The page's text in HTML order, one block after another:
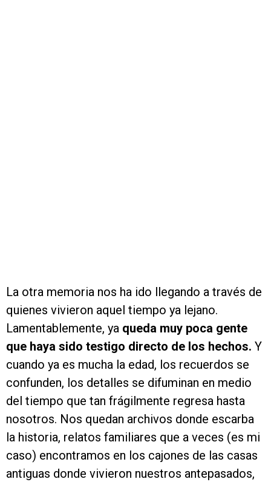
La otra memoria nos ha ido llegando a través de
quienes vivieron aquel tiempo ya lejano.
Lamentablemente, ya queda muy poca gente
que haya sido testigo directo de los hechos. Y
cuando ya es mucha la edad, los recuerdos se
confunden, los detalles se difuminan en medio
del tiempo que tan frágilmente regresa hasta
nosotros. Nos quedan archivos donde escarba
la historia, relatos familiares que a veces (es mi
caso) encontramos en los cajones de las casas
antiguas donde vivieron nuestros antepasados,